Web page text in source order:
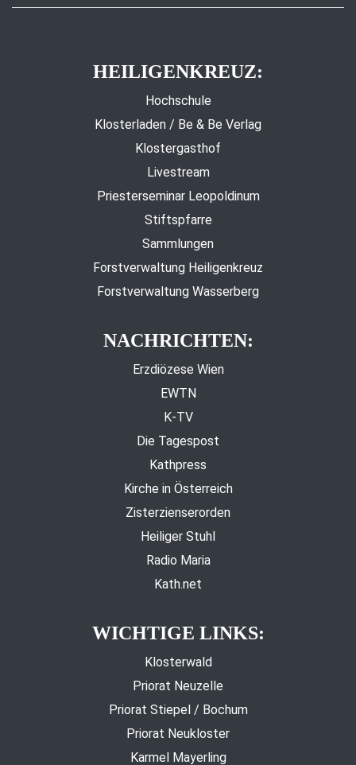
HEILIGENKREUZ:
Hochschule
Klosterladen / Be & Be Verlag
Klostergasthof
Livestream
Priesterseminar Leopoldinum
Stiftspfarre
Sammlungen
Forstverwaltung Heiligenkreuz
Forstverwaltung Wasserberg
NACHRICHTEN:
Erzdiözese Wien
EWTN
K-TV
Die Tagespost
Kathpress
Kirche in Österreich
Zisterzienserorden
Heiliger Stuhl
Radio Maria
Kath.net
WICHTIGE LINKS:
Klosterwald
Priorat Neuzelle
Priorat Stiepel / Bochum
Priorat Neukloster
Karmel Mayerling